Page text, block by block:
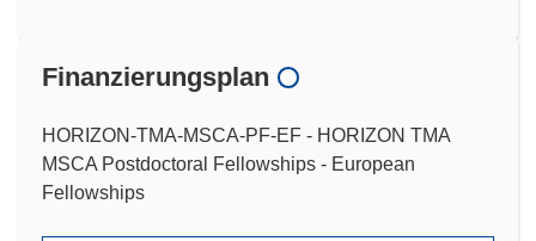
Finanzierungsplan
HORIZON-TMA-MSCA-PF-EF - HORIZON TMA
MSCA Postdoctoral Fellowships - European
Fellowships